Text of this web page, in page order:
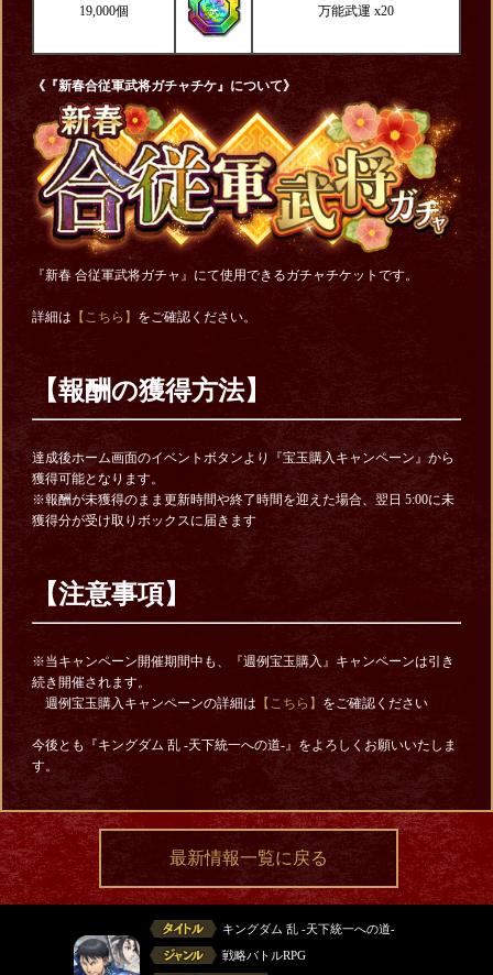
19,000個 万能武運 x20
《『新春合従軍武将ガチャチケ』について》
『新春 合従軍武将ガチャ』にて使用できるガチャチケットです。
詳細は 【こちら】 をご確認ください。
【報酬の獲得方法】
達成後ホーム画面のイベントボタンより『宝玉購入キャンペーン』から
獲得可能となります。
※報酬が未獲得のまま更新時間や終了時間を迎えた場合、翌日 5:00に未
獲得分が受け取りボックスに届きます
【注意事項】
※当キャンペーン開催期間中も、『週例宝玉購入』キャンペーンは引き
続き開催されます。
週例宝玉購入キャンペーンの詳細は 【こちら】 をご確認ください
今後とも『キングダム 乱 -天下統一への道-』をよろしくお願いいたしま
す。
最新情報一覧に戻る
キングダム 乱 -天下統一への道-
戦略バトルRPG